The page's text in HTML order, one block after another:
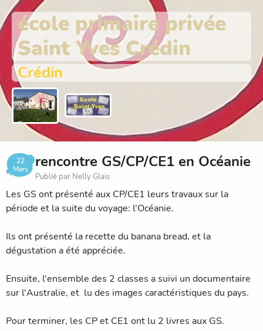
école primaire privée
Saint Yves Crédin
Crédin
22
Mars
rencontre GS/CP/CE1 en Océanie
Publié par Nelly Glais
Les GS ont présenté aux CP/CE1 leurs travaux sur la
période et la suite du voyage: l'Océanie.
Ils ont présenté la recette du banana bread, et la
dégustation a été appréciée.
Ensuite, l'ensemble des 2 classes a suivi un documentaire
sur l'Australie, et lu des images caractéristiques du pays.
Pour terminer, les CP et CE1 ont lu 2 livres aux GS.